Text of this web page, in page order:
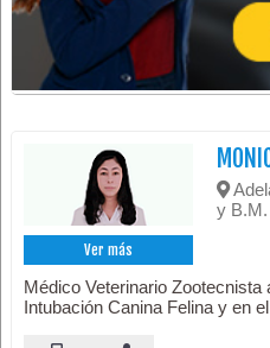
Ver más
y
Médico Veterinario
Intubación Canina Felina y en